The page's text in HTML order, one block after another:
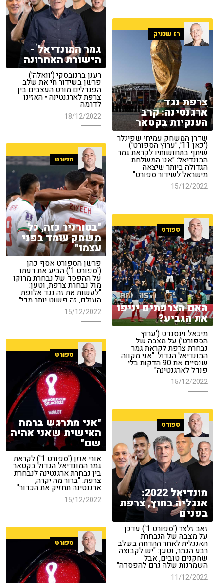
גמר המונדיאל -
הישורת האחרונה
רענן ברנובסקי ('וואלה')
פרשן בשידור חי את שלב
הפנדלים מורט העצבים בין
צרפת לארגנטינה • האזינו
לדרמה
18/12/2022
רז שכניק
צרפת נגד
ארגנטינה: קרב
הענקיות בקטאר
שדרן המשחק עמיחי שפיגלר
('כאן 11', 'ערוץ הספורט')
שיתף בתחושותיו לקראת גמר
המונדיאל: "אנו המשלחת
הגדולה ביותר שיצאה
מישראל לשידור ספורט"
15/12/2022
ספורט
"בטורניר כזה, כל
משחק עומד בפני
עצמו"
פרשן הספורט אסף כהן
('ספורט 1') הביע את דעתו
על ההפסד של נבחרת מרוקו
מול נבחרת צרפת, וטען:
"לעשות את זה נגד אלופת
העולם, זה פשוט יותר מדי"
15/12/2022
ספורט
האם הצרפתים יניפו
את הגביע?
מיכאל וינסנדט ('ערוץ
הספורט') על מצבה של
נבחרת צרפת לקראת גמר
המונדיאל הגדול: "אני מקווה
שנסיים את 90 הדקות בלי
פנדל לארגנטינה"
15/12/2022
ספורט
"אני מתרגש ברמה
האישית שאני אהיה
שם"
אורי אוזן ('ספורט 1') לקראת
גמר המונדיאל הגדול בקטאר
בין נבחרת ארגנטינה לנבחרת
צרפת: "ברור מה יקרה,
ארגנטינה תחזיק את הכדור"
15/12/2022
ספורט
מונדיאל 2022:
אנגליה בחוץ, צרפת
בפנים
זאב זלצר ('ספורט 1') עדכן
על מצבה של הנבחרת
האנגלית לאחר ההדחה בשלב
רבע הגמר, וטען: "יש לקבוצה
שחקנים טובים, אבל
השמרנות שלה גרם להפסדה"
11/12/2022
ספורט